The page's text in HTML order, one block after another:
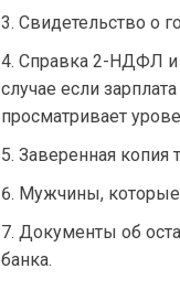
Свидетельство о
Справка 2-НДФЛ и
случае если
просматривает
Заверенная копия
Мужчины, которые
Документы об
банка.